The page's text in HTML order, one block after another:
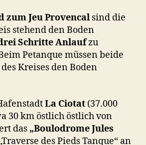
zum Jeu Provencal sind die
stehend den Boden
Schritte Anlaufzu
Petanque müssen beide
Kreises den Boden
La Ciotat (37.000
30 km östlich östlich von
das „Boulodrome Jules
des Pieds Tanque“ an